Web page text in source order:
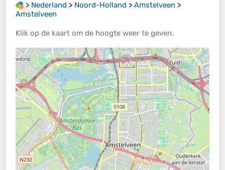
> Nederland > Noord-Holland > Amstelveen >
Amstelveen
Klik op de kaart om de hoogte weer te geven.